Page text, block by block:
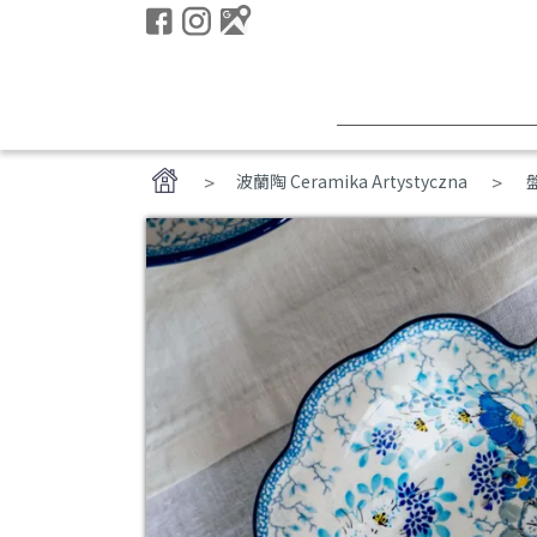
波蘭陶 Ceramika Artystyczna >